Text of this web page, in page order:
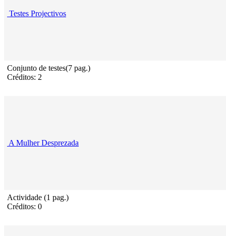
Testes Projectivos
Conjunto de testes(7 pag.)
Créditos: 2
A Mulher Desprezada
Actividade (1 pag.)
Créditos: 0